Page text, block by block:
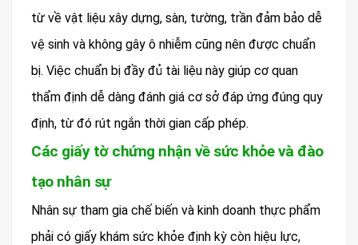
từ về vật liệu xây dựng, sàn, tường, trần đảm bảo dễ
vệ sinh và không gây ô nhiễm cũng nên được chuẩn
bị. Việc chuẩn bị đầy đủ tài liệu này giúp cơ quan
thẩm định dễ dàng đánh giá cơ sở đáp ứng đúng quy
định, từ đó rút ngắn thời gian cấp phép.
Các giấy tờ chứng nhận về sức khỏe và đào
tạo nhân sự
Nhân sự tham gia chế biến và kinh doanh thực phẩm
phải có giấy khám sức khỏe định kỳ còn hiệu lực,